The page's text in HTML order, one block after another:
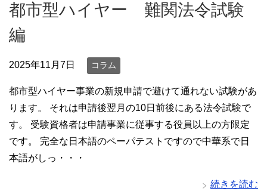
都市型ハイヤー 難関法令試験
編
2025年11月7日 コラム
都市型ハイヤー事業の新規申請で避けて通れない試験があ
ります。 それは申請後翌月の10日前後にある法令試験で
す。 受験資格者は申請事業に従事する役員以上の方限定
です。 完全な日本語のペーパテストですので中華系で日
本語がしっ・・・
続きを読む